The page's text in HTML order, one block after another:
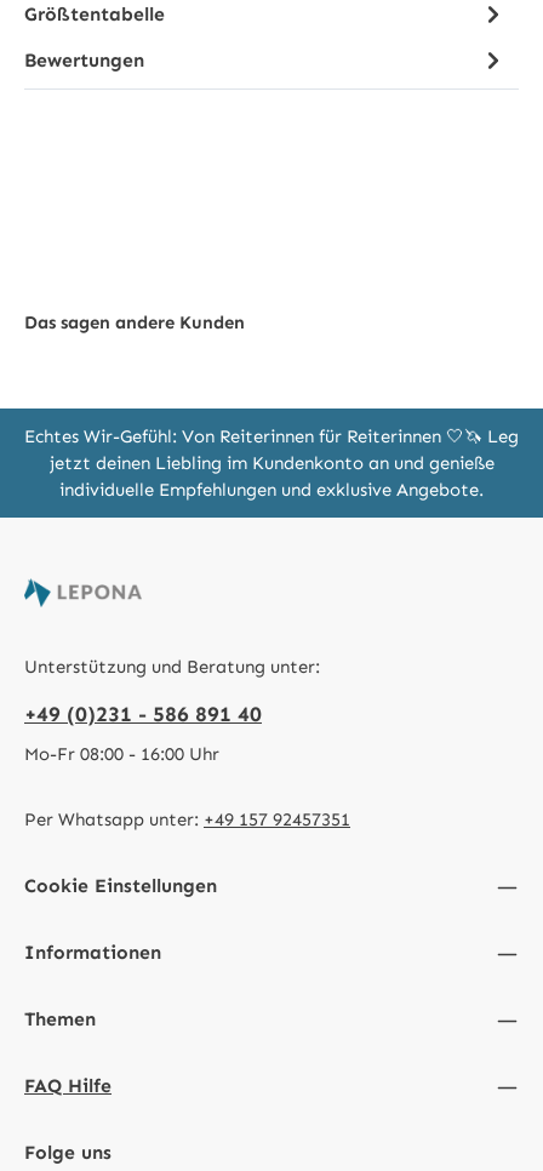
Größtentabelle
Bewertungen
Das sagen andere Kunden
Echtes Wir-Gefühl: Von Reiterinnen für Reiterinnen 🤍🦄 Leg
jetzt deinen Liebling im Kundenkonto an und genieße
individuelle Empfehlungen und exklusive Angebote.
Unterstützung und Beratung unter:
+49 (0)231 - 586 891 40
Mo-Fr 08:00 - 16:00 Uhr
Per Whatsapp unter: +49 157 92457351
Cookie Einstellungen
Informationen
Themen
FAQ Hilfe
Folge uns